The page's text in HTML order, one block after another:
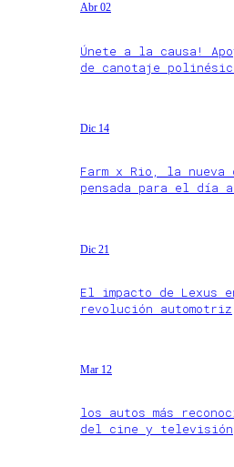
Abr 02
Únete a la causa!
de canotaje
Dic 14
Farm x Rio, la nueva
pensada para el día
Dic 21
El impacto de Lexus
revolución automotriz
Mar 12
los autos más
del cine y televisión